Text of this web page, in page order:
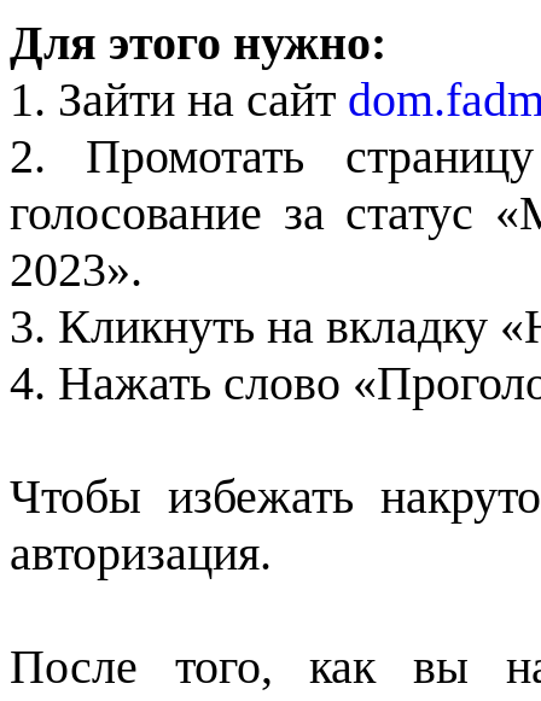
Для этого нужно:
1. Зайти на сайт
2. Промотать
голосование за статус
2023».
3. Кликнуть на вкладку
4. Нажать слово
Чтобы избежать
авторизация.
После того, как вы